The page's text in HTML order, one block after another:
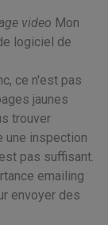
video Mon
logiciel de
ce n'est pas
jaunes
trouver
une inspection
pas suffisant.
emailing
envoyer des